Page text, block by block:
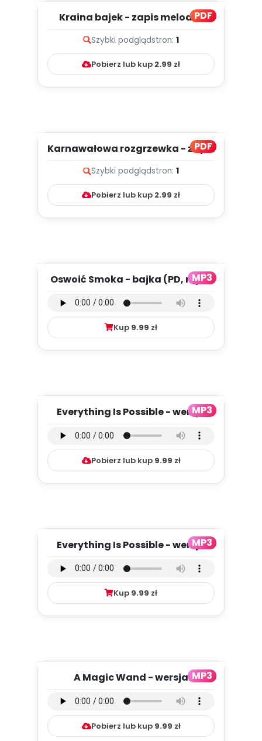
PDF
Kraina bajek - zapis melodii i
Szybki podglądstron: 1
Pobierz lub kup 2.99 zł
PDF
Karnawałowa rozgrzewka - zapis
Szybki podglądstron: 1
Pobierz lub kup 2.99 zł
MP3
Oswoić Smoka - bajka (PD, mp3)
Kup 9.99 zł
MP3
Everything Is Possible - wersja
Pobierz lub kup 9.99 zł
MP3
Everything Is Possible - wersja
Kup 9.99 zł
MP3
A Magic Wand - wersja
Pobierz lub kup 9.99 zł